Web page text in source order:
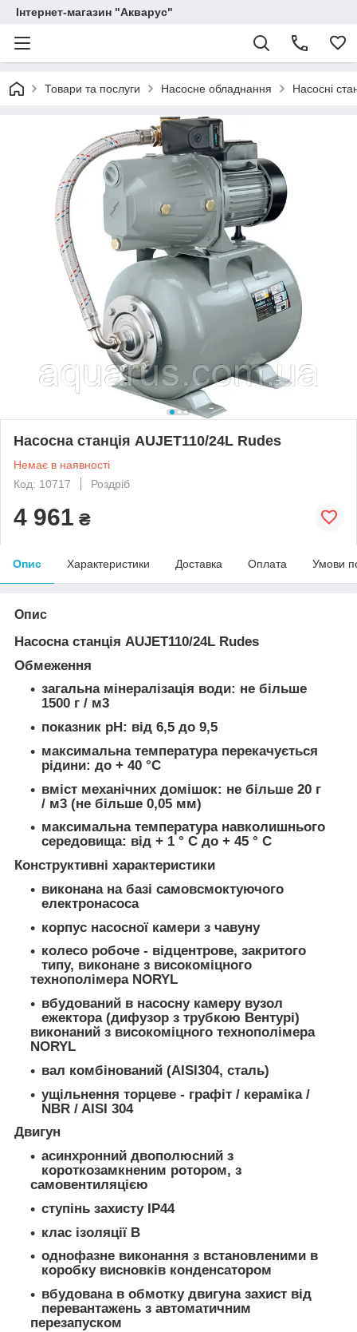
Інтернет-магазин "Акварус"
Товари та послуги Насосне обладнання Насосні
Насосна станція AUJET110/24L Rudes
Немає в наявності
Код: 10717
Роздріб
4 961 ₴
Опис Характеристики Доставка Оплата Умови
Опис
Насосна станція AUJET110/24L Rudes
Обмеження
загальна мінералізація води: не більше
1500 г / м3
показник pH: від 6,5 до 9,5
максимальна температура перекачується
рідини: до + 40 °С
вміст механічних домішок: не більше 20 г
/ м3 (не більше 0,05 мм)
максимальна температура навколишнього
середовища: від + 1 ° С до + 45 ° С
Конструктивні характеристики
виконана на базі самовсмоктуючого
електронасоса
корпус насосної камери з чавуну
колесо робоче - відцентрове, закритого
типу, виконане з високоміцного
технополімера NORYL
вбудований в насосну камеру вузол
ежектора (дифузор з трубкою Вентурі)
виконаний з високоміцного технополімера
NORYL
вал комбінований (AISI304, сталь)
ущільнення торцеве - графіт / кераміка /
NBR / AISI 304
Двигун
асинхронний двополюсний з
короткозамкненим ротором, з
самовентиляцією
ступінь захисту IP44
клас ізоляції В
однофазне виконання з встановленими в
коробку висновків конденсатором
вбудована в обмотку двигуна захист від
перевантажень з автоматичним
перезапуском